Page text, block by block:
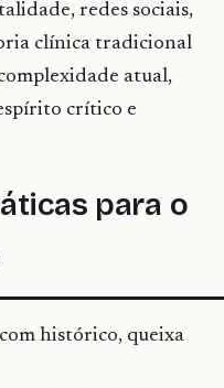
redes sociais,
clínica tradicional
atual,
crítico e
para o
histórico, queixa